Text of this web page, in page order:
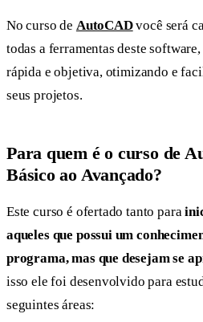
No curso de AutoCADvocê será
todas a ferramentas deste
rápida e objetiva, otimizando e
seus projetos.
Para quem é o curso de
Básico ao Avançado?
Este curso é ofertado tanto para
aqueles que possui um
programa, mas que desejam se
isso ele foi desenvolvido para
seguintes áreas: